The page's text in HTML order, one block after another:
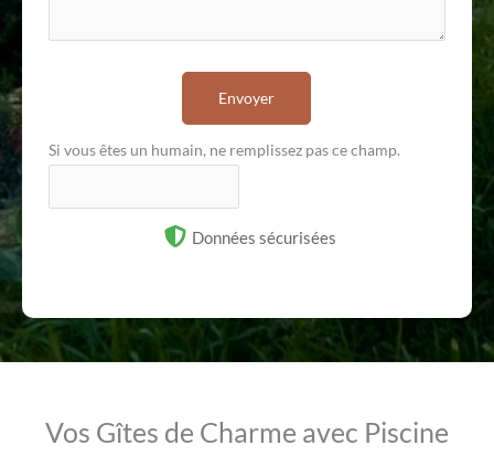
Envoyer
Si vous êtes un humain, ne remplissez pas ce champ.
Données sécurisées
Vos Gîtes de Charme avec Piscine